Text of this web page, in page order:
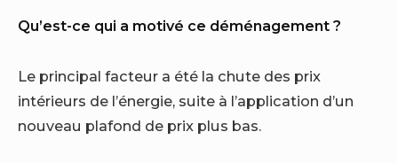
Qu’est-ce qui a motivé ce déménagement ?
Le principal facteur a été la chute des prix
intérieurs de l’énergie, suite à l’application d’un
nouveau plafond de prix plus bas.